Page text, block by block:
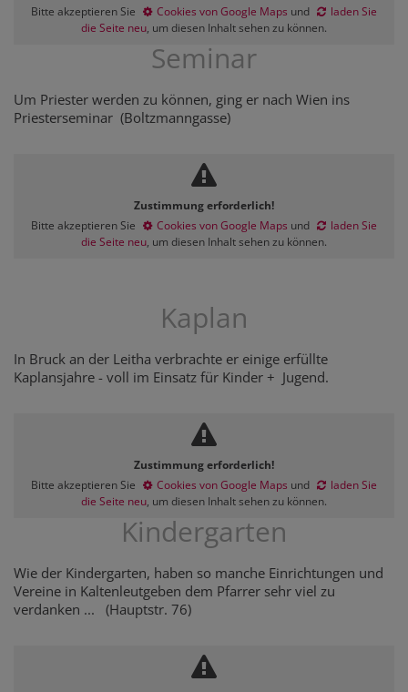
Bitte akzeptieren Sie
Cookies von Google Maps und
laden Sie
die Seite neu, um diesen Inhalt sehen zu können.
Seminar
Um Priester werden zu können, ging er nach Wien ins
Priesterseminar (Boltzmanngasse)
Zustimmung erforderlich!
Bitte akzeptieren Sie
Cookies von Google Maps und
laden Sie
die Seite neu, um diesen Inhalt sehen zu können.
Kaplan
In Bruck an der Leitha verbrachte er einige erfüllte
Kaplansjahre - voll im Einsatz für Kinder + Jugend.
Zustimmung erforderlich!
Bitte akzeptieren Sie
Cookies von Google Maps und
laden Sie
die Seite neu, um diesen Inhalt sehen zu können.
Kindergarten
Wie der Kindergarten, haben so manche Einrichtungen und
Vereine in Kaltenleutgeben dem Pfarrer sehr viel zu
verdanken ... (Hauptstr. 76)